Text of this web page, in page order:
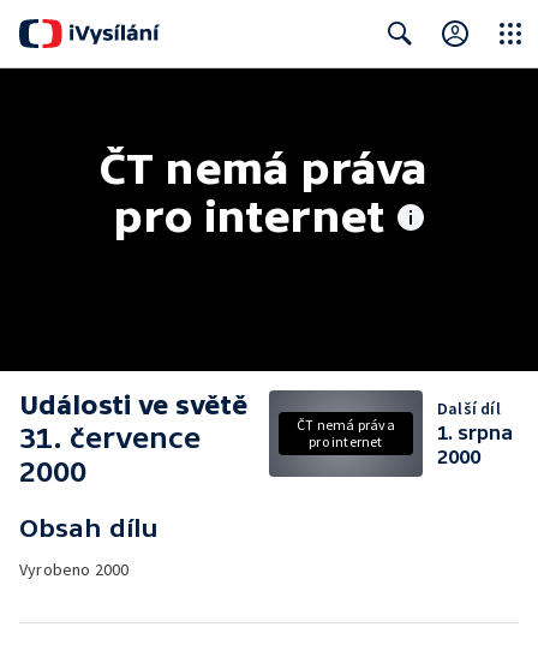
ČT nemá práva
pro internet
Události ve světě
31. července
2000
Obsah dílu
Vyrobeno 2000
ČT nemá práva
pro internet
Další díl
1. srpna
2000